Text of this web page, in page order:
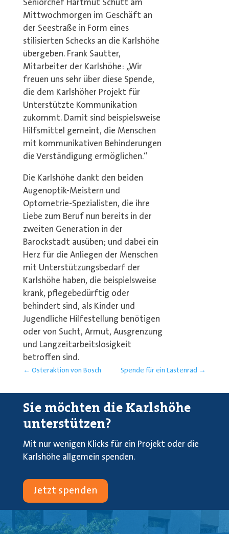
Seniorchef Hartmut Schütt am
Mittwochmorgen im Geschäft an
der Seestraße in Form eines
stilisierten Schecks an die Karlshöhe
übergeben. Frank Sautter,
Mitarbeiter der Karlshöhe: „Wir
freuen uns sehr über diese Spende,
die dem Karlshöher Projekt für
Unterstützte Kommunikation
zukommt. Damit sind beispielsweise
Hilfsmittel gemeint, die Menschen
mit kommunikativen Behinderungen
die Verständigung ermöglichen.“
Die Karlshöhe dankt den beiden
Augenoptik-Meistern und
Optometrie-Spezialisten, die ihre
Liebe zum Beruf nun bereits in der
zweiten Generation in der
Barockstadt ausüben; und dabei ein
Herz für die Anliegen der Menschen
mit Unterstützungsbedarf der
Karlshöhe haben, die beispielsweise
krank, pflegebedürftig oder
behindert sind, als Kinder und
Jugendliche Hilfestellung benötigen
oder von Sucht, Armut, Ausgrenzung
und Langzeitarbeitslosigkeit
betroffen sind.
← Osteraktion von Bosch Spende für ein Lastenrad →
Sie möchten die Karlshöhe
unterstützen?
Mit nur wenigen Klicks für ein Projekt oder die
Karlshöhe allgemein spenden.
Jetzt spenden